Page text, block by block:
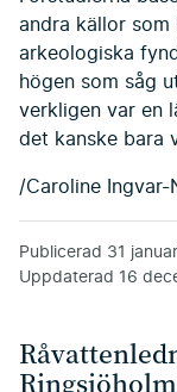
andra källor
arkeologiska
högen som såg
verkligen var en
det kanske bara
/Caroline
Publicerad 31
Uppdaterad 16